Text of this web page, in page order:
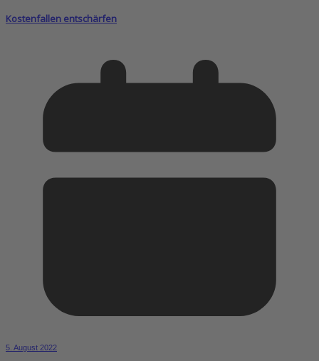
Kostenfallen entschärfen
5. August 2022